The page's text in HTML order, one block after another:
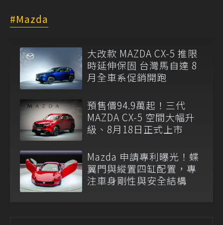
Mazda
大改款 MAZDA CX-5 推限
時延伸保固 台灣馬自達 8
月全車系促銷開跑
預售價94.9萬起！三代
MAZDA CX-5 空間大幅升
級、8月18日正式上市
Mazda 申請專利曝光！蝶
翼門與縱置四缸配置，專
注車身剛性與安全結構